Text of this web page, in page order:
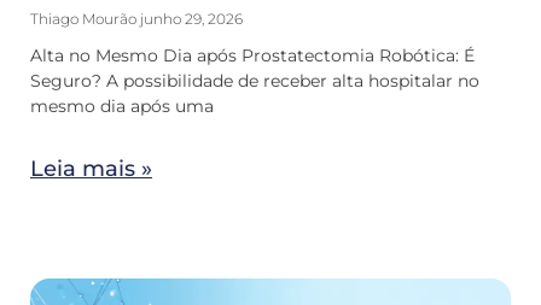
Thiago Mourão junho 29, 2026
Alta no Mesmo Dia após Prostatectomia Robótica: É
Seguro? A possibilidade de receber alta hospitalar no
mesmo dia após uma
Leia mais »